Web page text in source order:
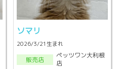
ソマリ
2026/3/21生まれ
販売店
ペッツワン大利根
店